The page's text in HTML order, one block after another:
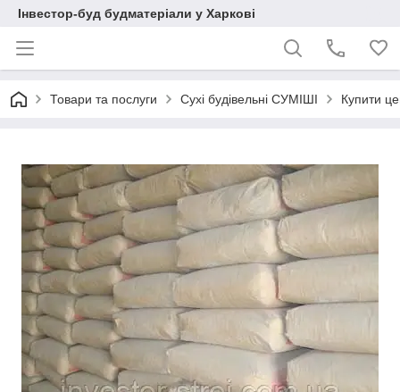
Інвестор-буд будматеріали у Харкові
Товари та послуги Сухі будівельні СУМІШІ Купити